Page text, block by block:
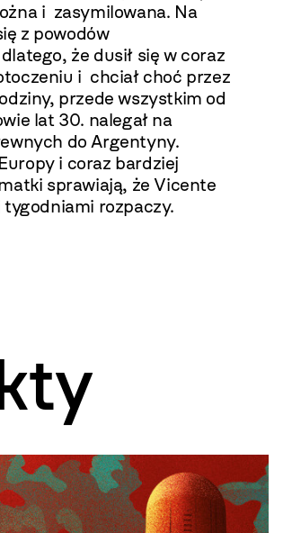
i zasymilowana. Na
z powodów
że dusił się w coraz
i chciał choć przez
przede wszystkim od
lat 30. nalegał na
do Argentyny.
i coraz bardziej
sprawiają, że Vicente
rozpaczy.